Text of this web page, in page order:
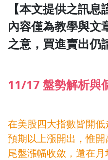
【本文提供之訊
內容僅為教學與文
之意，買進賣出仍
11/17 盤勢解析與
在美股四大指數皆開
預期以上漲開出，惟開
尾盤漲幅收斂，還在
1.5x
1.25x
0.75x
去